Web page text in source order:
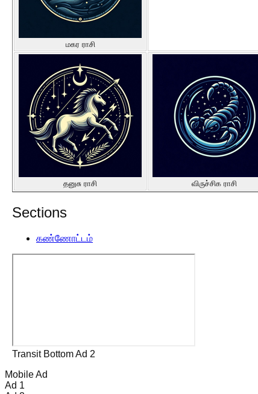
மகர ராசி
தனுசு ராசி விருச்சிக ராசி
Sections
கண்ணோட்டம்
Transit Bottom Ad 2
Mobile Ad
Ad 1